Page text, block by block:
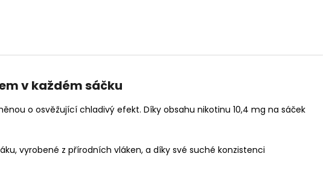
v každém sáčku
o osvěžující chladivý efekt. Díky obsahu nikotinu 10,4 mg na sáček
vyrobené z přírodních vláken, a díky své suché konzistenci